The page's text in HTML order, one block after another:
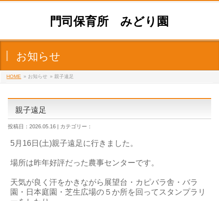
門司保育所 みどり園
お知らせ
HOME » お知らせ » 親子遠足
親子遠足
投稿日：2026.05.16 | カテゴリー：
5月16日(土)親子遠足に行きました。
場所は昨年好評だった農事センターです。
天気が良く汗をかきながら展望台・カピバラ舎・バラ
園・日本庭園・芝生広場の５か所を回ってスタンプラリ